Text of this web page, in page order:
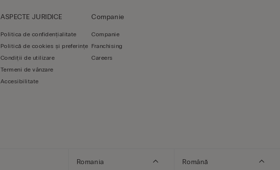
ASPECTE JURIDICE
Politica de confidențialitate
Politică de cookies și preferințe
Condiții de utilizare
Termeni de vânzare
Accesibilitate
Companie
Companie
Franchising
Careers
Romania Română